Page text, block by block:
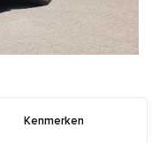
Kenmerken